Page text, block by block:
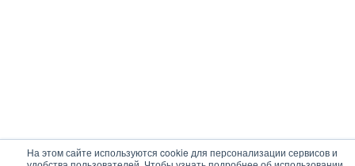
На этом сайте используются cookie для персонализации сервисов и